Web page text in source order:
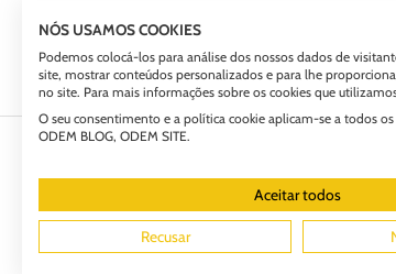
© 2026Odem. Todos os direitos reservados |
NÓS USAMOS COOKIES
Podemos colocá-los para análise dos nossos dados de
site, mostrar conteúdos personalizados e para lhe
no site. Para mais informações sobre os cookies que
O seu consentimento e a política cookie aplicam-se a todos
ODEM BLOG, ODEM SITE.
Aceitar todos
Recusar